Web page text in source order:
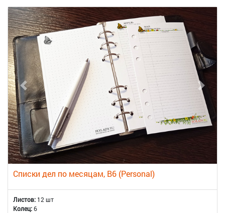
Списки дел по месяцам, B6 (Personal)
Листов: 12 шт
Колец:6